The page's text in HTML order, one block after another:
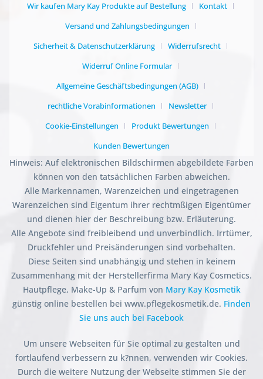
Wir kaufen Mary Kay Produkte auf Bestellung
Kontakt
Versand und Zahlungsbedingungen
Sicherheit & Datenschutzerklärung
Widerrufsrecht
Widerruf Online Formular
Allgemeine Geschäftsbedingungen (AGB)
rechtliche Vorabinformationen
Newsletter
Cookie-Einstellungen
Produkt Bewertungen
Kunden Bewertungen
Hinweis: Auf elektronischen Bildschirmen abgebildete Farben
können von den tatsächlichen Farben abweichen.
Alle Markennamen, Warenzeichen und eingetragenen
Warenzeichen sind Eigentum ihrer rechtmßigen Eigentümer
und dienen hier der Beschreibung bzw. Erläuterung.
Alle Angebote sind freibleibend und unverbindlich. Irrtümer,
Druckfehler und Preisänderungen sind vorbehalten.
Diese Seiten sind unabhängig und stehen in keinem
Zusammenhang mit der Herstellerfirma Mary Kay Cosmetics.
Hautpflege, Make-Up & Parfum von Mary Kay Kosmetik
günstig online bestellen bei www.pflegekosmetik.de. Finden
Sie uns auch bei Facebook
Um unsere Webseiten für Sie optimal zu gestalten und
fortlaufend verbessern zu k?nnen, verwenden wir Cookies.
Durch die weitere Nutzung der Webseite stimmen Sie der